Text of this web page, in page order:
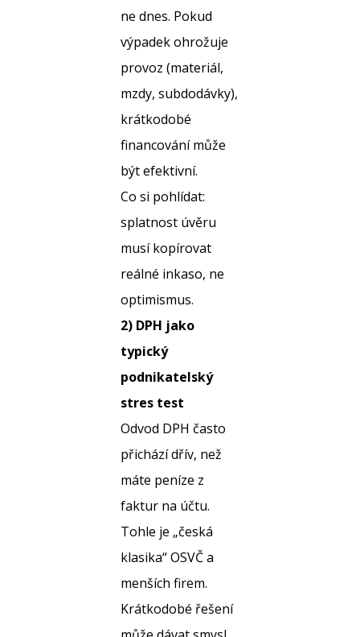
ne dnes. Pokud
výpadek ohrožuje
provoz (materiál,
mzdy, subdodávky),
krátkodobé
financování může
být efektivní.
Co si pohlídat:
splatnost úvěru
musí kopírovat
reálné inkaso, ne
optimismus.
2) DPH jako
typický
podnikatelský
stres test
Odvod DPH často
přichází dřív, než
máte peníze z
faktur na účtu.
Tohle je „česká
klasika“ OSVČ a
menších firem.
Krátkodobé řešení